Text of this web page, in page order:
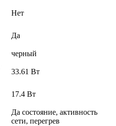
Нет
Да
черный
33.61 Вт
17.4 Вт
Да состояние, активность
сети, перегрев